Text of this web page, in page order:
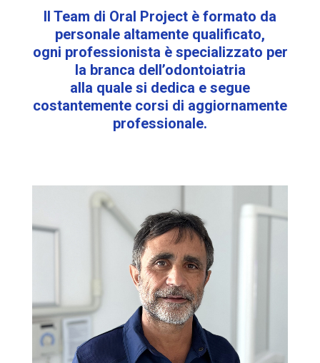
Il Team di Oral Project è formato da
personale altamente qualificato,
ogni professionista è specializzato per
la branca dell’odontoiatria
alla quale si dedica e segue
costantemente corsi di aggiornamente
professionale.